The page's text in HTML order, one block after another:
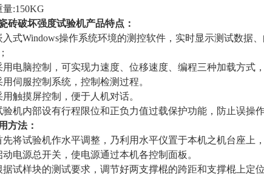
量:150KG
砖破坏强度试验机产品特点：
入式Windows操作系统环境的测控软件，实时显示测试数据
用电脑控制，可实现力速度、位移速度、编程三种加载方式
用伺服控制系统，控制检测过程。
用触摸屏控制，便于人机对话。
验机内部设有行程限位和正负力值过载保护功能，防止误操
方法：
先将试验机作水平调整，乃利用水平仪置于本机之机台座上
动电源总开关，使电源通过本机各控制面板。
据试样块的测试要求，调节好两支撑棍的跨距和支撑棍上定